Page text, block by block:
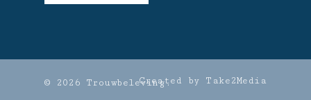
© 2026 Trouwbeleving.Created by Take2Media